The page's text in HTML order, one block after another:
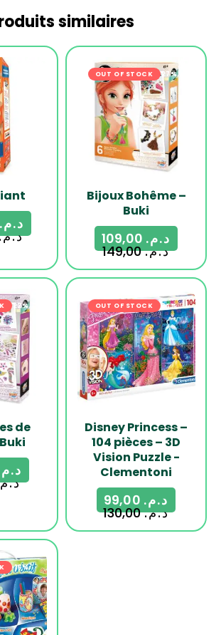
similaires
د.م.
OUT OF STOCK -27%
Bijoux Bohême –
Buki
د.م.149,00
د.م.
-22%
de
OUT OF STOCK -24%
Disney Princess –
104 pièces – 3D
Vision Puzzle -
Clementoni
د.م.130,00
د.م.
-16%